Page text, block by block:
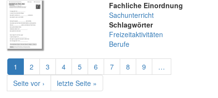
Fachliche Einordnung
Sachunterricht
Schlagwörter
Freizeitaktivitäten
Berufe
Seitennummerierung
Aktuelle
Seite
1 Page
2 Page
3 Page
4 Page
5 Page
6 Page
7 Page
8 Page
9
…
Nächste
Seite
Seite vor ›
Letzte
Seite
letzte Seite »